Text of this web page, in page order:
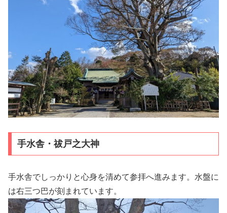
手水舎・祓戸之大神
手水舎でしっかりと心身を清めて参拝へ進みます。水盤に
は右三つ巴が刻まれています。